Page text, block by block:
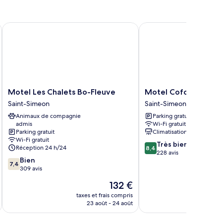
Motel
Les
Chalets
Bo-
Fleuve
Saint-
Simeon
Motel Les Chalets Bo-Fleuve
Saint-Simeon
Animaux de compagnie
admis
Parking gratuit
Wi-Fi gratuit
Réception 24 h/24
7.4
sur
7,4 Bien
309 avis
Le
nouveau
prix
132 €
taxes et frais compris
23 août - 24 août
Motel Les Chalets Bo-Fleuve
Motel
Cofotel
Saint-
Simeon
Motel Cofotel
Saint-Simeon
Parking gratuit
Wi-Fi gratuit
Climatisation
8.4
sur
8,4 Très bien
228 avis
Motel Cofotel